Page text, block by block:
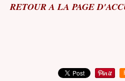
RETOUR A LA PAGE